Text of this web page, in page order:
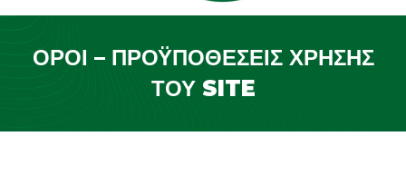
ΌΡΟΙ – ΠΡΟΫΠΟΘΈΣΕΙΣ ΧΡΉΣΗΣ
ΤΟΥ SITE